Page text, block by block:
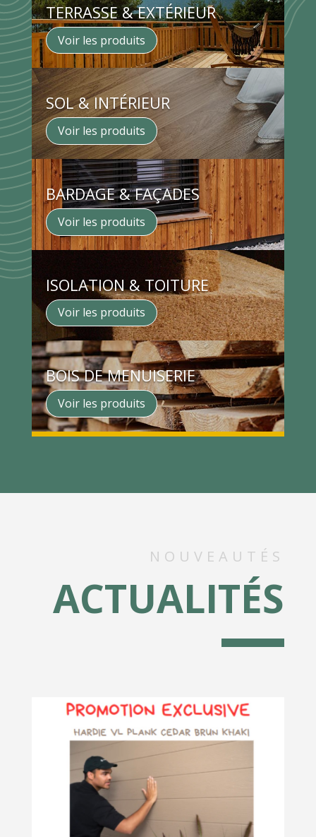
TERRASSE & EXTÉRIEUR
Voir les produits
SOL & INTÉRIEUR
Voir les produits
BARDAGE & FAÇADES
Voir les produits
ISOLATION & TOITURE
Voir les produits
BOIS DE MENUISERIE
Voir les produits
NOUVEAUTÉS
ACTUALITÉS